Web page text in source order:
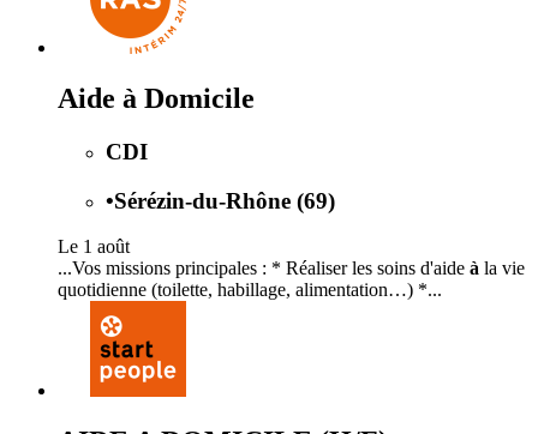
Aide à Domicile
CDI
•Sérézin-du-Rhône (69)
Le 1 août
...Vos missions principales : * Réaliser les soins d'aide à la vie
quotidienne (toilette, habillage, alimentation…) *...